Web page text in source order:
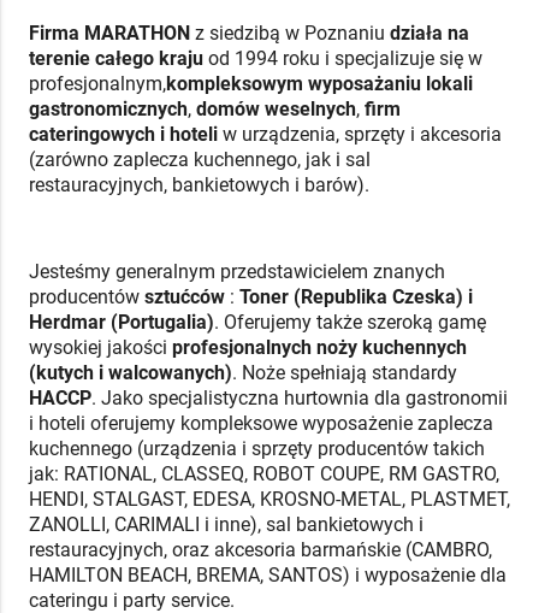
Firma MARATHON z siedzibą w Poznaniu działa na
terenie całego kraju od 1994 roku i specjalizuje się w
profesjonalnym,kompleksowym wyposażaniu lokali
gastronomicznych, domów weselnych, firm
cateringowych i hoteli w urządzenia, sprzęty i akcesoria
(zarówno zaplecza kuchennego, jak i sal
restauracyjnych, bankietowych i barów).
Jesteśmy generalnym przedstawicielem znanych
producentów sztućców : Toner (Republika Czeska) i
Herdmar (Portugalia). Oferujemy także szeroką gamę
wysokiej jakości profesjonalnych noży kuchennych
(kutych i walcowanych). Noże spełniają standardy
HACCP. Jako specjalistyczna hurtownia dla gastronomii
i hoteli oferujemy kompleksowe wyposażenie zaplecza
kuchennego (urządzenia i sprzęty producentów takich
jak: RATIONAL, CLASSEQ, ROBOT COUPE, RM GASTRO,
HENDI, STALGAST, EDESA, KROSNO-METAL, PLASTMET,
ZANOLLI, CARIMALI i inne), sal bankietowych i
restauracyjnych, oraz akcesoria barmańskie (CAMBRO,
HAMILTON BEACH, BREMA, SANTOS) i wyposażenie dla
cateringu i party service.